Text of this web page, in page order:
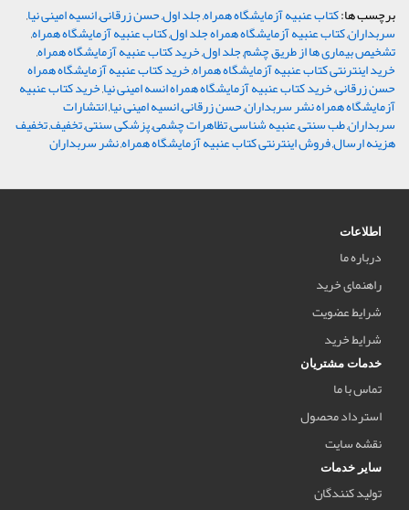
برچسب ها:کتاب عنبیه آزمایشگاه همراه,جلد اول,حسن زرقانی,انسیه امینی نیا,
سربداران,کتاب عنبیه آزمایشگاه همراه جلد اول,کتاب عنبیه آزمایشگاه همراه,
تشخیص بیماری ها از طریق چشم,جلد اول,خرید کتاب عنبیه آزمایشگاه همراه,
خرید اینترنتی کتاب عنبیه آزمایشگاه همراه,خرید کتاب عنبیه آزمایشگاه همراه
حسن زرقانی,خرید کتاب عنبیه آزمایشگاه همراه انسه امینی نیا,خرید کتاب عنبیه
آزمایشگاه همراه نشر سربداران,حسن زرقانی,انسیه امینی نیا,انتشارات
سربداران,طب سنتی,عنبیه شناسی,تظاهرات چشمی,پزشکی سنتی,تخفیف,تخفیف
هزینه ارسال,فروش اینترنتی کتاب عنبیه آزمایشگاه همراه,نشر سربداران
اطلاعات
درباره ما
راهنمای خرید
شرایط عضویت
شرایط خرید
خدمات مشتریان
تماس با ما
استرداد محصول
نقشه سایت
سایر خدمات
تولید کنندگان